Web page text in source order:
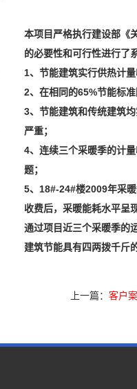
本项目严格执行建设部《
的必要性和可行性进行了
1、节能建筑实行供热计
2、在相同的65%节能标
3、节能建筑和传统建筑
严重；
4、连续三个采暖季的计
题；
5、18#-24#楼2009年采
收费后，采暖能耗水平呈
通过项目近三个采暖季的
建筑节能具有四两拨千斤
上一篇：客户